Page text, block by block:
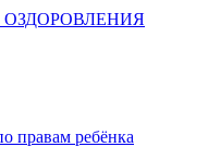
правам ребёнка